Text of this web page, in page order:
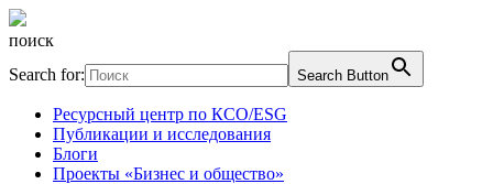
поиск
Search for:
Search Button
Ресурсный центр по КСО/ESG
Публикации и исследования
Блоги
Проекты «Бизнес и общество»